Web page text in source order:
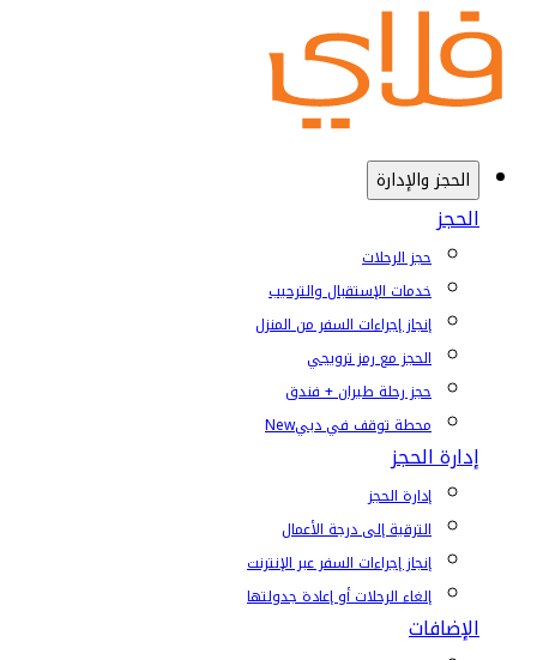
الحجز والإدارة
الحجز
حجز الرحلات
خدمات الإستقبال والترحيب
إنجاز إجراءات السفر من المنزل
الحجز مع رمز ترويجي
حجز رحلة طيران + فندق
محطة توقف في دبيNew
إدارة الحجز
إدارة الحجز
الترقية إلى درجة الأعمال
إنجاز إجراءات السفر عبر الإنترنت
إلغاء الرحلات أو إعادة جدولتها
الإضافات